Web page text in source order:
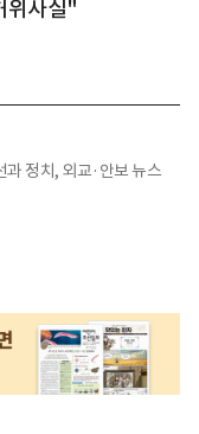
위사실"
정치, 외교·안보 뉴스